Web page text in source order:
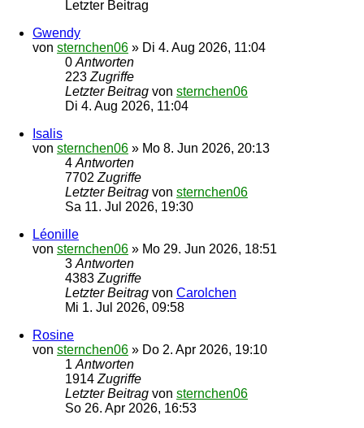
Letzter Beitrag
Gwendy
von sternchen06 » Di 4. Aug 2026, 11:04
0 Antworten
223 Zugriffe
Letzter Beitrag von sternchen06
Di 4. Aug 2026, 11:04
Isalis
von sternchen06 » Mo 8. Jun 2026, 20:13
4 Antworten
7702 Zugriffe
Letzter Beitrag von sternchen06
Sa 11. Jul 2026, 19:30
Léonille
von sternchen06 » Mo 29. Jun 2026, 18:51
3 Antworten
4383 Zugriffe
Letzter Beitrag von Carolchen
Mi 1. Jul 2026, 09:58
Rosine
von sternchen06 » Do 2. Apr 2026, 19:10
1 Antworten
1914 Zugriffe
Letzter Beitrag von sternchen06
So 26. Apr 2026, 16:53